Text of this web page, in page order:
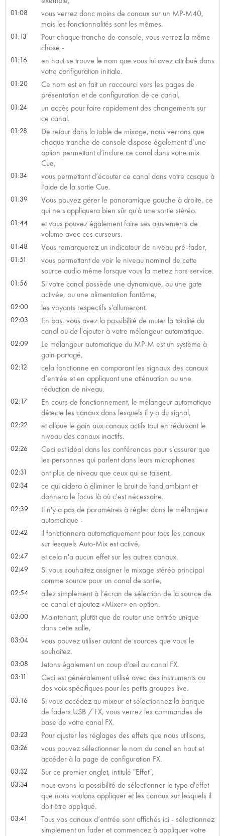
01:08
vous verrez donc moins de canaux sur un MP-M40,
mais les fonctionnalités sont les mêmes.
01:13
Pour chaque tranche de console, vous verrez la même
chose -
01:16
en haut se trouve le nom que vous lui avez attribué dans
votre configuration initiale.
01:20
Ce nom est en fait un raccourci vers les pages de
présentation et de configuration de ce canal,
01:24
un accès pour faire rapidement des changements sur
ce canal.
01:28
De retour dans la table de mixage, nous verrons que
chaque tranche de console dispose également d’une
option permettant d’inclure ce canal dans votre mix
Cue,
01:34
vous permettant d’écouter ce canal dans votre casque à
l’aide de la sortie Cue.
01:39
Vous pouvez gérer le panoramique gauche à droite, ce
qui ne s'appliquera bien sûr qu'à une sortie stéréo.
01:44
et vous pouvez également faire ses ajustements de
volume avec ces curseurs.
01:48 Vous remarquerez un indicateur de niveau pré-fader,
01:51
vous permettant de voir le niveau nominal de cette
source audio même lorsque vous la mettez hors service.
01:56
Si votre canal possède une dynamique, ou une gate
activée, ou une alimentation fantôme,
02:00 les voyants respectifs s'allumeront.
02:03
En bas, vous avez la possibilité de muter la totalité du
canal ou de l'ajouter à votre mélangeur automatique.
02:09
Le mélangeur automatique du MP-M est un système à
gain partagé,
02:12
cela fonctionne en comparant les signaux des canaux
d’entrée et en appliquant une atténuation ou une
réduction de niveau.
02:17
En cours de fonctionnement, le mélangeur automatique
détecte les canaux dans lesquels il y a du signal,
02:22
et alloue le gain aux canaux actifs tout en réduisant le
niveau des canaux inactifs.
02:26
Ceci est idéal dans les conférences pour s’assurer que
les personnes qui parlent dans leurs microphones
02:31 ont plus de niveau que ceux qui se taisent,
02:34
ce qui aidera à éliminer le bruit de fond ambiant et
donnera le focus là où c'est nécessaire.
02:39
Il n'y a pas de paramètres à régler dans le mélangeur
automatique -
02:42
il fonctionnera automatiquement pour tous les canaux
sur lesquels Auto-Mix est activé,
02:47 et cela n'a aucun effet sur les autres canaux.
02:49
Si vous souhaitez assigner le mixage stéréo principal
comme source pour un canal de sortie,
02:54
allez simplement à l’écran de sélection de la source de
ce canal et ajoutez «Mixer» en option.
03:00
Maintenant, plutôt que de router une entrée unique
dans cette salle,
03:04
vous pouvez utiliser autant de sources que vous le
souhaitez.
03:08 Jetons également un coup d’œil au canal FX.
03:11
Ceci est généralement utilisé avec des instruments ou
des voix spécifiques pour les petits groupes live.
03:16
Si vous accédez au mixeur et sélectionnez la banque
de faders USB / FX, vous verrez les commandes de
base de votre canal FX.
03:23 Pour ajuster les réglages des effets que nous utilisons,
03:26
vous pouvez sélectionner le nom du canal en haut et
accéder à la page de configuration FX.
03:32 Sur ce premier onglet, intitulé "Effet",
03:34
nous avons la possibilité de sélectionner le type d'effet
que nous voulons appliquer et les canaux sur lesquels il
doit être appliqué.
03:41
Tous vos canaux d’entrée sont affichés ici - sélectionnez
simplement un fader et commencez à appliquer votre